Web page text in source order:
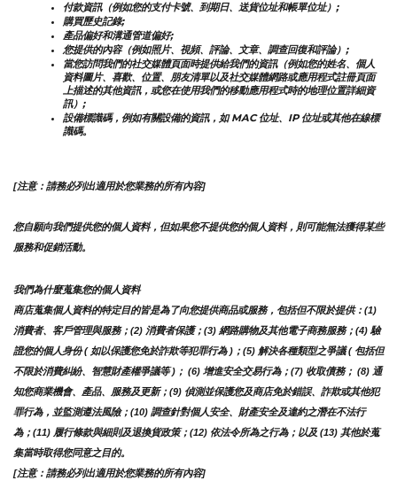
付款資訊（例如您的支付卡號、到期日、送貨位址和帳單位址）;
購買歷史記錄;
產品偏好和溝通管道偏好;
您提供的內容（例如照片、視頻、評論、文章、調查回復和評論）;
當您訪問我們的社交媒體頁面時提供給我們的資訊（例如您的姓名、個人
資料圖片、喜歡、位置、朋友清單以及社交媒體網路或應用程式註冊頁面
上描述的其他資訊，或您在使用我們的移動應用程式時的地理位置詳細資
訊）;
設備標識碼，例如有關設備的資訊，如 MAC 位址、IP 位址或其他在線標
識碼。
[注意：請務必列出適用於您業務的所有內容]
您自願向我們提供您的個人資料，但如果您不提供您的個人資料，則可能無法獲得某些
服務和促銷活動。
我們為什麼蒐集您的個人資料
商店蒐集個人資料的特定目的皆是為了向您提供商品或服務，包括但不限於提供：(1)
消費者、客戶管理與服務；(2) 消費者保護；(3) 網路購物及其他電子商務服務；(4) 驗
證您的個人身份 ( 如以保護您免於詐欺等犯罪行為 )；(5) 解決各種類型之爭議 ( 包括但
不限於消費糾紛、智慧財產權爭議等 )； (6) 增進安全交易行為；(7) 收取債務； (8) 通
知您商業機會、產品、服務及更新；(9) 偵測並保護您及商店免於錯誤、詐欺或其他犯
罪行為，並監測遵法風險；(10) 調查針對個人安全、財產安全及違約之潛在不法行
為；(11) 履行條款與細則及退換貨政策；(12) 依法令所為之行為；以及 (13) 其他於蒐
集當時取得您同意之目的。
[注意：請務必列出適用於您業務的所有內容]